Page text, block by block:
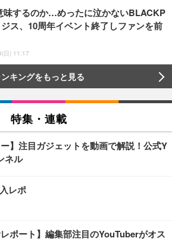
味するのか…めったに泣かないBLACKP
ス、10周年イベント終了しファンを前
日) 11:17
キングをもっと見る
特集・連載
ー】注目ガジェットを動画で解説！公式Y
ネル
レポ
レポート】編集部注目のYouTuberがオス